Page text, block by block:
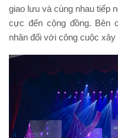
giao lưu và cùng nhau tiếp
cực đến cộng đồng. Bên
nhân đối với công cuộc